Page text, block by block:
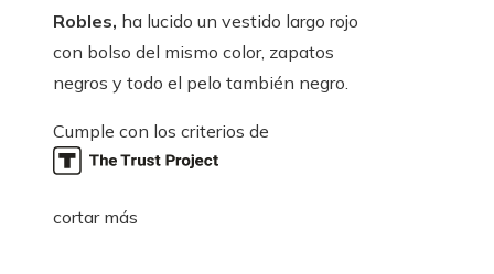
Robles, ha lucido un vestido largo rojo
con bolso del mismo color, zapatos
negros y todo el pelo también negro.
Cumple con los criterios de
cortar más